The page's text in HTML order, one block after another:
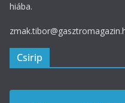
hiába.
Csirip